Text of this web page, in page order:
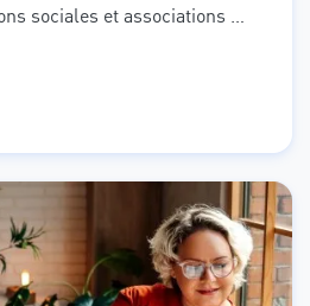
sociales et associations